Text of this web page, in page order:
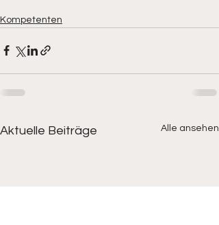
Kompetenten
Aktuelle Beiträge Alle ansehen